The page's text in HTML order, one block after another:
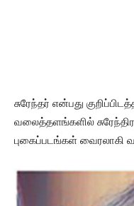
சுரேந்தர் என்பது
வலைத்தளங்களில்
புகைப்படங்கள் வைரலாகி